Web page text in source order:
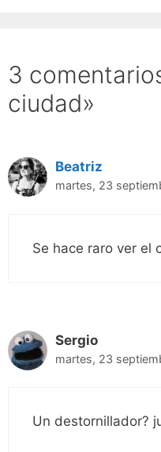
3
ciudad»
Beatriz
martes, 23
Se hace raro ver el
Sergio
martes, 23
Un destornillador?